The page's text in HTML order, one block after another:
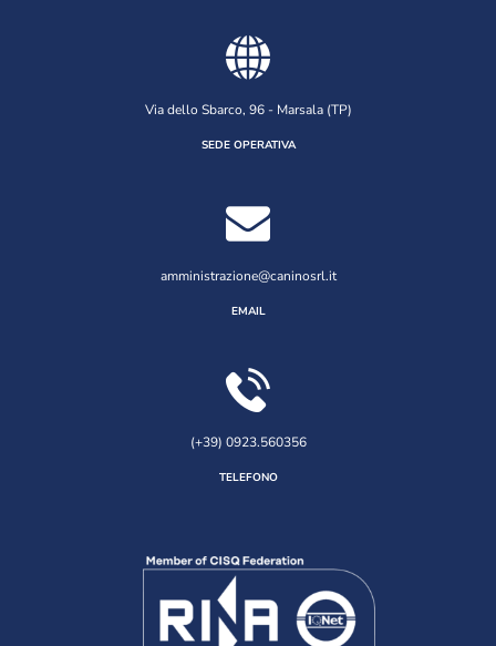
Via dello Sbarco, 96 - Marsala (TP)
SEDE OPERATIVA
amministrazione@caninosrl.it
EMAIL
(+39) 0923.560356
TELEFONO